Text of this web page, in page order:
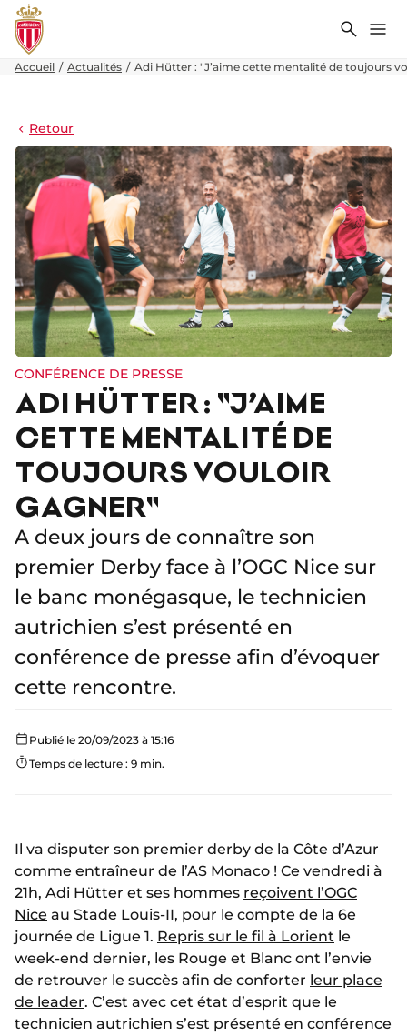
Accueil Actualités Adi Hütter : "J’aime cette mentalité de toujours
Retour
CONFÉRENCE DE PRESSE
ADI HÜTTER : "J’AIME
CETTE MENTALITÉ DE
TOUJOURS VOULOIR
GAGNER"
A deux jours de connaître son
premier Derby face à l’OGC Nice sur
le banc monégasque, le technicien
autrichien s’est présenté en
conférence de presse afin d’évoquer
cette rencontre.
Publié le 20/09/2023 à 15:16
Temps de lecture : 9 min.
Il va disputer son premier derby de la Côte d’Azur
comme entraîneur de l’AS Monaco ! Ce vendredi à
21h, Adi Hütter et ses hommes reçoivent l’OGC
Nice au Stade Louis-II, pour le compte de la 6e
journée de Ligue 1. Repris sur le fil à Lorient le
week-end dernier, les Rouge et Blanc ont l’envie
de retrouver le succès afin de conforter leur place
de leader. C’est avec cet état d’esprit que le
technicien autrichien s’est présenté en conférence